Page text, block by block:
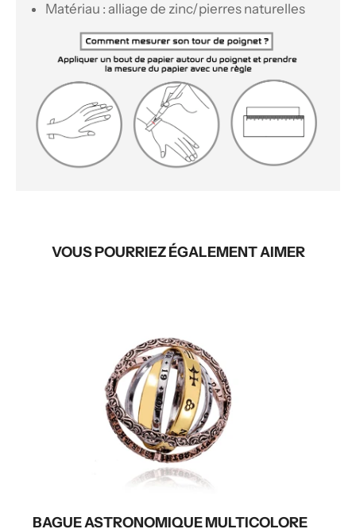
Matériau : alliage de zinc/pierres naturelles
VOUS POURRIEZ ÉGALEMENT AIMER
BAGUE ASTRONOMIQUE MULTICOLORE